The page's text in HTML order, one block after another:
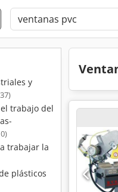
y
trabajo del
trabajar la
plásticos